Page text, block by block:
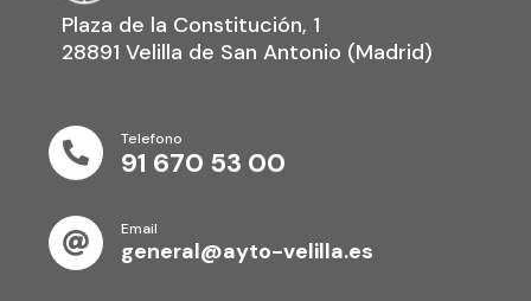
Plaza de la Constitución, 1
28891 Velilla de San Antonio (Madrid)

Telefono
91 670 53 00

Email
general@ayto-velilla.es